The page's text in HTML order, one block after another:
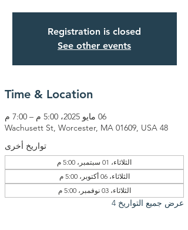
Registration is closed
See other events
Time & Location
06 مايو 2025، 5:00 م – 7:00 م
48 Wachusett St, Worcester, MA 01609, USA
تواريخ أخرى
الثلاثاء، 01 سبتمبر، 5:00 م
الثلاثاء، 06 أكتوبر، 5:00 م
الثلاثاء، 03 نوفمبر، 5:00 م
عرض جميع التواريخ 4